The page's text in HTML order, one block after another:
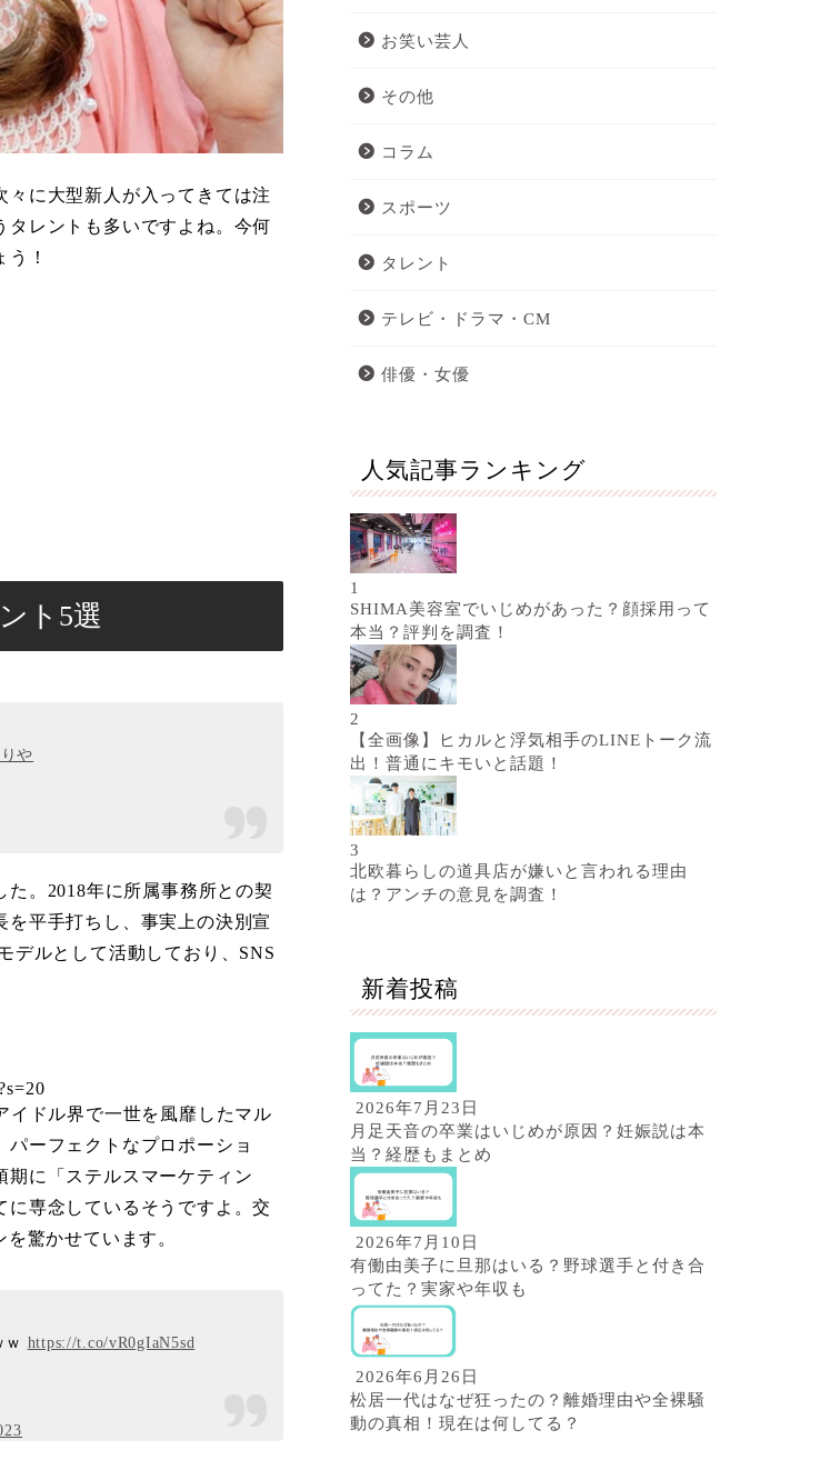
々に大型新人が入ってきては注
タレントも多いですよね。今何
！
ト5選
や
。2018年に所属事務所との契
平手打ちし、事実上の決別宣
デルとして活動しており、SNS
イドル界で一世を風靡したマル
ーフェクトなプロポーショ
期に「ステルスマーケティン
専念しているそうですよ。交
驚かせています。
https://t.co/vR0gIaN5sd
お笑い芸人
その他
コラム
スポーツ
タレント
テレビ・ドラマ・CM
俳優・女優
人気記事ランキング
1
SHIMA美容室でいじめがあった？顔採用って
本当？評判を調査！
2
【全画像】ヒカルと浮気相手のLINEトーク流
出！普通にキモいと話題！
3
北欧暮らしの道具店が嫌いと言われる理由
は？アンチの意見を調査！
新着投稿
2026年7月23日
月足天音の卒業はいじめが原因？妊娠説は本
当？経歴もまとめ
2026年7月10日
有働由美子に旦那はいる？野球選手と付き合
ってた？実家や年収も
2026年6月26日
松居一代はなぜ狂ったの？離婚理由や全裸騒
動の真相！現在は何してる？